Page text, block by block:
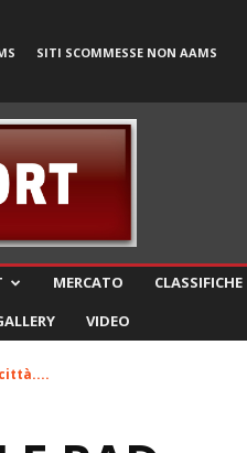
SITI SCOMMESSE NON AAMS
MERCATO
CLASSIFICHE
VIDEO